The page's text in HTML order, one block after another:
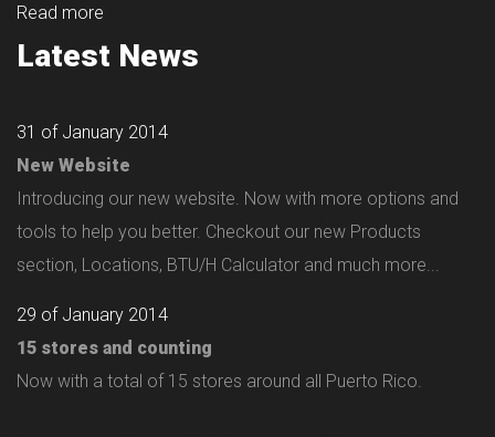
Read more
Latest News
31 of January 2014
New Website
Introducing our new website. Now with more options and
tools to help you better. Checkout our new Products
section, Locations, BTU/H Calculator and much more...
29 of January 2014
15 stores and counting
Now with a total of 15 stores around all Puerto Rico.